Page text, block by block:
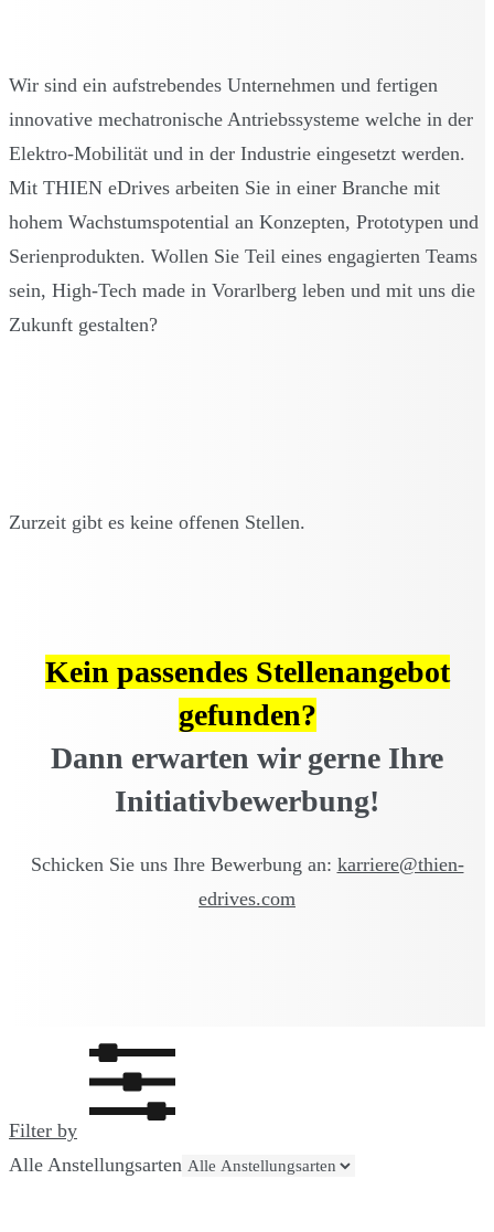
Wir sind ein aufstrebendes Unternehmen und fertigen
innovative mechatronische Antriebssysteme welche in der
Elektro-Mobilität und in der Industrie eingesetzt werden.
Mit THIEN eDrives arbeiten Sie in einer Branche mit
hohem Wachstumspotential an Konzepten, Prototypen und
Serienprodukten. Wollen Sie Teil eines engagierten Teams
sein, High-Tech made in Vorarlberg leben und mit uns die
Zukunft gestalten?
Zurzeit gibt es keine offenen Stellen.
Kein passendes Stellenangebot
gefunden?
Dann erwarten wir gerne Ihre
Initiativbewerbung!
Schicken Sie uns Ihre Bewerbung an: karriere@thien-
edrives.com
Filter by
Alle Anstellungsarten